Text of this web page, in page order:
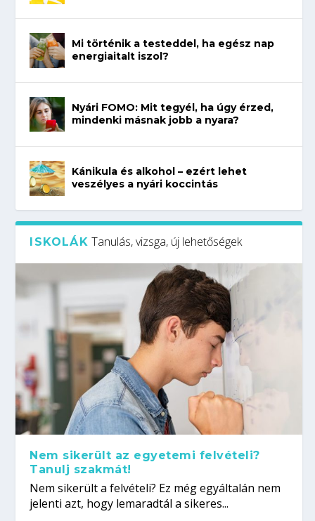
Mi történik a testeddel, ha egész nap
energiaitalt iszol?
Nyári FOMO: Mit tegyél, ha úgy érzed,
mindenki másnak jobb a nyara?
Kánikula és alkohol – ezért lehet
veszélyes a nyári koccintás
ISKOLÁK Tanulás, vizsga, új lehetőségek
Nem sikerült az egyetemi felvételi?
Tanulj szakmát!
Nem sikerült a felvételi? Ez még egyáltalán nem
jelenti azt, hogy lemaradtál a sikeres...